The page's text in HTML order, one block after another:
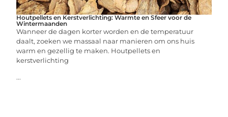
Houtpellets en Kerstverlichting: Warmte en Sfeer voor de
Wintermaanden
Wanneer de dagen korter worden en de temperatuur
daalt, zoeken we massaal naar manieren om ons huis
warm en gezellig te maken. Houtpellets en
kerstverlichting
...